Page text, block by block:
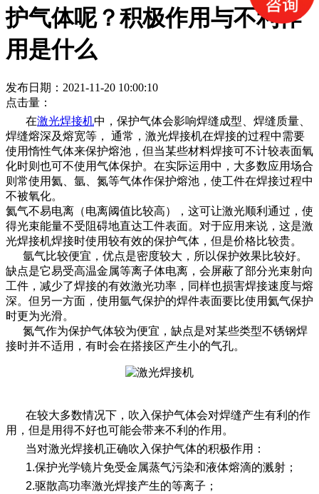
护气体呢？积极作用与不利作
用是什么
发布日期：2021-11-20 10:00:10
点击量：
在激光焊接机中，保护气体会影响焊缝成型、焊缝质量、
焊缝熔深及熔宽等， 通常，激光焊接机在焊接的过程中需要
使用惰性气体来保护熔池，但当某些材料焊接可不计较表面氧
化时则也可不使用气体保护。在实际运用中，大多数应用场合
则常使用氦、氩、氮等气体作保护熔池，使工件在焊接过程中
不被氧化。
氦气不易电离（电离阈值比较高），这可让激光顺利通过，使
得光束能量不受阻碍地直达工件表面。对于应用来说，这是激
光焊接机焊接时使用较有效的保护气体，但是价格比较贵。
氩气比较便宜，优点是密度较大，所以保护效果比较好。
缺点是它易受高温金属等离子体电离，会屏蔽了部分光束射向
工件，减少了焊接的有效激光功率，同样也损害焊接速度与熔
深。但另一方面，使用氩气保护的焊件表面要比使用氦气保护
时更为光滑。
氮气作为保护气体较为便宜，缺点是对某些类型不锈钢焊
接时并不适用，有时会在搭接区产生小的气孔。
在较大多数情况下，吹入保护气体会对焊缝产生有利的作
用，但是用得不好也可能会带来不利的作用。
当对激光焊接机正确吹入保护气体的积极作用：
1.保护光学镜片免受金属蒸气污染和液体熔滴的溅射；
2.驱散高功率激光焊接产生的等离子；